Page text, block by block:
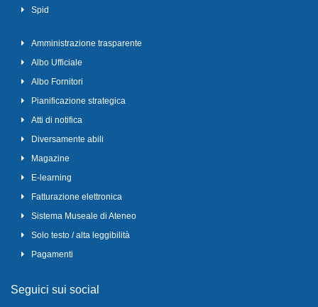
Spid
Amministrazione trasparente
Albo Ufficiale
Albo Fornitori
Pianificazione strategica
Atti di notifica
Diversamente abili
Magazine
E-learning
Fatturazione elettronica
Sistema Museale di Ateneo
Solo testo / alta leggibilità
Pagamenti
Seguici sui social